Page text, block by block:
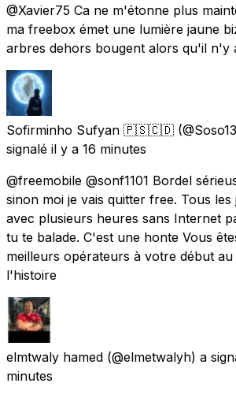
@Xavier75 Ca ne m'étonne plus
ma freebox émet une lumière jaune
arbres dehors bougent alors qu'il n'y
Sofirminho Sufyan 🇵🇸🇨🇩
signalé il y a 16 minutes
@freemobile @sonf1101 Bordel
sinon moi je vais quitter free. Tous
avec plusieurs heures sans Internet
tu te balade. C'est une honte Vous
meilleurs opérateurs à votre début
l'histoire
elmtwaly hamed (@elmetwalyh) a
minutes